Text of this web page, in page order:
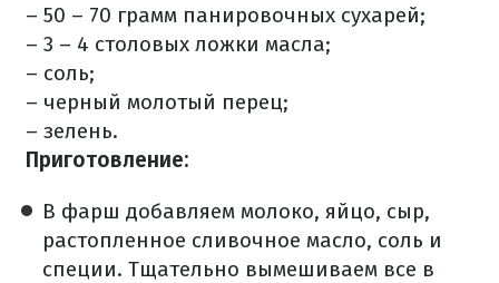
– 50 – 70 грамм панировочных сухарей;
– 3 – 4 столовых ложки масла;
– соль;
– черный молотый перец;
– зелень.
Приготовление:
В фарш добавляем молоко, яйцо, сыр,
растопленное сливочное масло, соль и
специи. Тщательно вымешиваем все в